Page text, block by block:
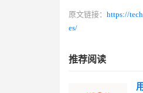
原文链接： https://
es/
推荐阅读